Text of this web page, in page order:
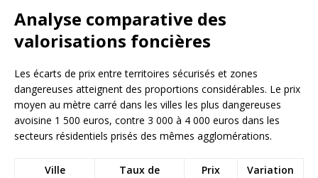
Analyse comparative des
valorisations foncières
Les écarts de prix entre territoires sécurisés et zones
dangereuses atteignent des proportions considérables. Le prix
moyen au mètre carré dans les villes les plus dangereuses
avoisine 1 500 euros, contre 3 000 à 4 000 euros dans les
secteurs résidentiels prisés des mêmes agglomérations.
Ville
Taux de
Prix
Variation